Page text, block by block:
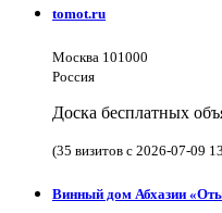
tomot.ru
Москва 101000
Россия
Доска бесплатных
(35 визитов с 2026-07-09
Винный дом Абхазии